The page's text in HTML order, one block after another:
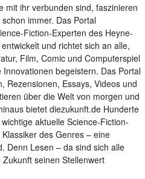
mit ihr verbunden sind, faszinieren
immer. Das Portal
Fiction-Experten des Heyne-
und richtet sich an alle,
Film, Comic und Computerspiel
begeistern. Das Portal
Rezensionen, Essays, Videos und
über die Welt von morgen und
bietet diezukunft.de Hunderte
aktuelle Science-Fiction-
des Genres – eine
Denn Lesen – da sind sich alle
seinen Stellenwert